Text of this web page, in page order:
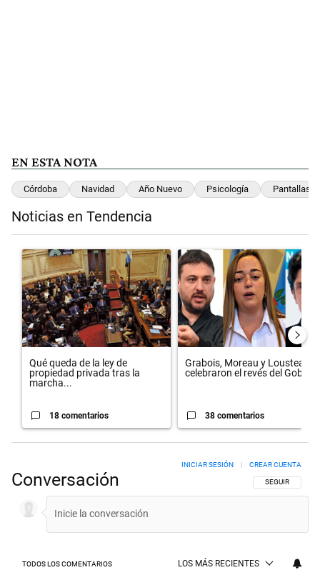
EN ESTA NOTA
Córdoba Navidad Año Nuevo Psicología Pantallas
Noticias en Tendencia
Este listado muestra los artículos con más comentarios en los
Un artículo de tendencia con el título "Qué queda de la ley de
Qué queda de la ley de
propiedad privada tras la
marcha...
18 comentarios
Un artículo de tendencia con el
Grabois, Moreau y Lousteau
celebraron el revés del Gobi...
38 comentarios
Conversación SIGA ESTA
SEGUIR
INICIAR SESIÓN | CREAR CUENTA
TODOS LOS COMENTARIOS LOS MÁS RECIENTES